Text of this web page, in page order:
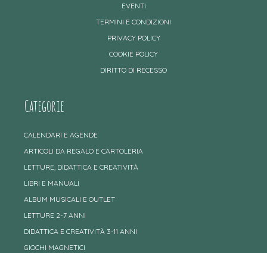
EVENTI
TERMINI E CONDIZIONI
PRIVACY POLICY
COOKIE POLICY
DIRITTO DI RECESSO
Categorie
CALENDARI E AGENDE
ARTICOLI DA REGALO E CARTOLERIA
LETTURE, DIDATTICA E CREATIVITÀ
LIBRI E MANUALI
ALBUM MUSICALI E OUTLET
LETTURE 2-7 ANNI
DIDATTICA E CREATIVITÀ 3-11 ANNI
GIOCHI MAGNETICI